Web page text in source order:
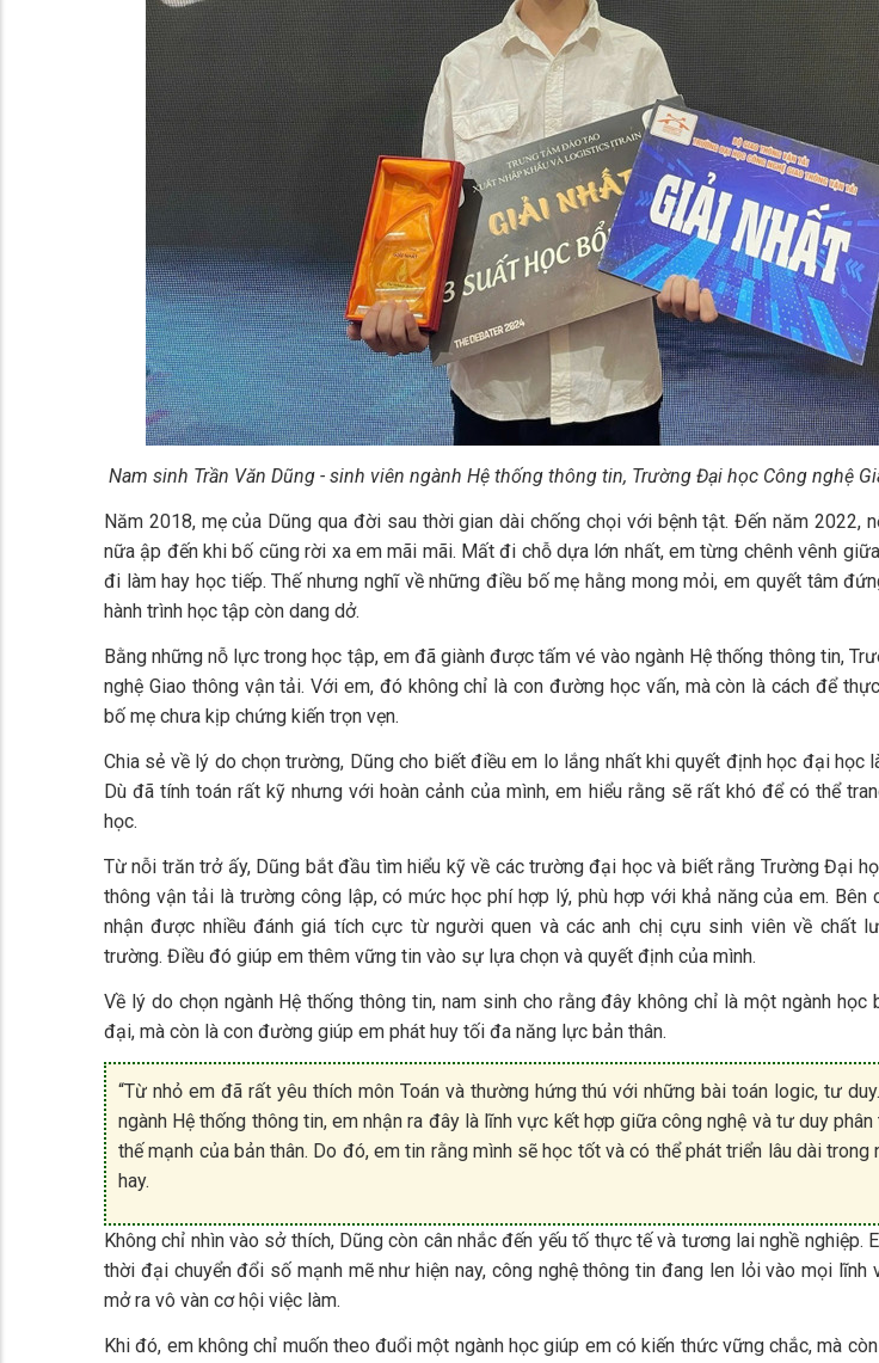
Nam sinh Trần Văn Dũng - sinh viên ngành Hệ thống thông tin, Trường Đại học Công nghệ
Năm 2018, mẹ của Dũng qua đời sau thời gian dài chống chọi với bệnh tật. Đến năm 2022,
nữa ập đến khi bố cũng rời xa em mãi mãi. Mất đi chỗ dựa lớn nhất, em từng chênh vênh
đi làm hay học tiếp. Thế nhưng nghĩ về những điều bố mẹ hằng mong mỏi, em quyết tâm
hành trình học tập còn dang dở.
Bằng những nỗ lực trong học tập, em đã giành được tấm vé vào ngành Hệ thống thông tin,
nghệ Giao thông vận tải. Với em, đó không chỉ là con đường học vấn, mà còn là cách để
bố mẹ chưa kịp chứng kiến trọn vẹn.
Chia sẻ về lý do chọn trường, Dũng cho biết điều em lo lắng nhất khi quyết định học đại học
Dù đã tính toán rất kỹ nhưng với hoàn cảnh của mình, em hiểu rằng sẽ rất khó để có thể
học.
Từ nỗi trăn trở ấy, Dũng bắt đầu tìm hiểu kỹ về các trường đại học và biết rằng Trường Đại
thông vận tải là trường công lập, có mức học phí hợp lý, phù hợp với khả năng của em. Bên
nhận được nhiều đánh giá tích cực từ người quen và các anh chị cựu sinh viên về chất
trường. Điều đó giúp em thêm vững tin vào sự lựa chọn và quyết định của mình.
Về lý do chọn ngành Hệ thống thông tin, nam sinh cho rằng đây không chỉ là một ngành học
đại, mà còn là con đường giúp em phát huy tối đa năng lực bản thân.
“Từ nhỏ em đã rất yêu thích môn Toán và thường hứng thú với những bài toán logic, tư
ngành Hệ thống thông tin, em nhận ra đây là lĩnh vực kết hợp giữa công nghệ và tư duy
thế mạnh của bản thân. Do đó, em tin rằng mình sẽ học tốt và có thể phát triển lâu dài trong
hay.
Không chỉ nhìn vào sở thích, Dũng còn cân nhắc đến yếu tố thực tế và tương lai nghề nghiệp.
thời đại chuyển đổi số mạnh mẽ như hiện nay, công nghệ thông tin đang len lỏi vào mọi lĩnh
mở ra vô vàn cơ hội việc làm.
Khi đó, em không chỉ muốn theo đuổi một ngành học giúp em có kiến thức vững chắc, mà